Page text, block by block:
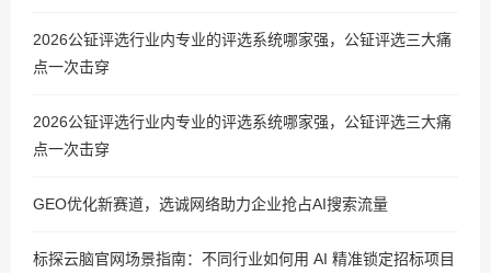
2026公钲评选行业内专业的评选系统哪家强，公钲评选三大痛
点一次击穿
2026公钲评选行业内专业的评选系统哪家强，公钲评选三大痛
点一次击穿
GEO优化新赛道，选诚网络助力企业抢占AI搜索流量
标探云脑官网场景指南：不同行业如何用 AI 精准锁定招标项目